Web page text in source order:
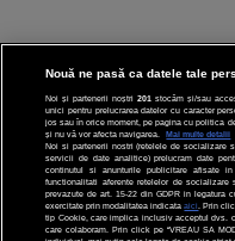
CINEMA
DIVERTISMENT
STIRI
Nouă ne pasă ca datele tale
Noi și partenerii noștri 201 stocăm și/sau
unici pentru prelucrarea datelor cu caracter
jos sau în orice moment, pe pagina cu politica
și nu vă vor afecta navigarea.
Mai multe detalii
Noi si partenerii nostri (retelele de socializare
servicii de date analitice) prelucram date
continutul si anunturile publicitare afisate
functionalitati aferente retelelor de
prevazute de art. 15-22 din GDPR in legatura
exercitate prin modalitatea indicataaici . Prin
tip Cookie, care implica inclusiv acceptul dvs.
care colaboram. Prin click pe “VREAU SA